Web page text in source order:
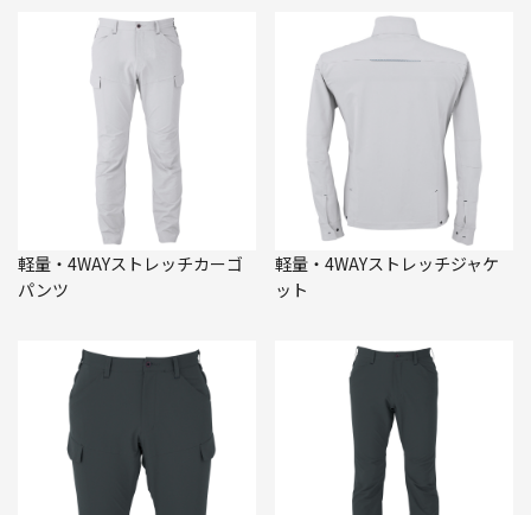
軽量・4WAYストレッチカーゴ
パンツ
軽量・4WAYストレッチジャケ
ット